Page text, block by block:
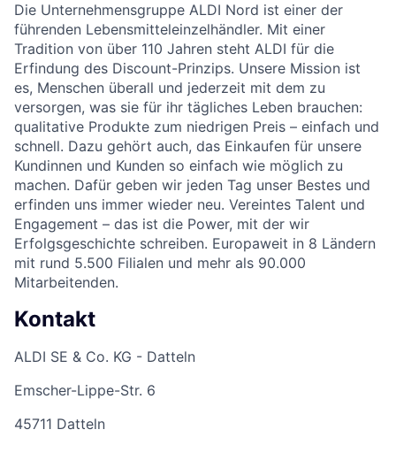
Die Unternehmensgruppe ALDI Nord ist einer der
führenden Lebensmitteleinzelhändler. Mit einer
Tradition von über 110 Jahren steht ALDI für die
Erfindung des Discount-Prinzips. Unsere Mission ist
es, Menschen überall und jederzeit mit dem zu
versorgen, was sie für ihr tägliches Leben brauchen:
qualitative Produkte zum niedrigen Preis – einfach und
schnell. Dazu gehört auch, das Einkaufen für unsere
Kundinnen und Kunden so einfach wie möglich zu
machen. Dafür geben wir jeden Tag unser Bestes und
erfinden uns immer wieder neu. Vereintes Talent und
Engagement – das ist die Power, mit der wir
Erfolgsgeschichte schreiben. Europaweit in 8 Ländern
mit rund 5.500 Filialen und mehr als 90.000
Mitarbeitenden.
Kontakt
ALDI SE & Co. KG - Datteln
Emscher-Lippe-Str. 6
45711 Datteln